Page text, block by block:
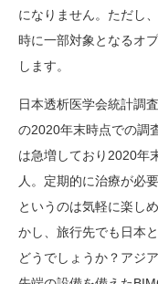
になりません。ただし
時に一部対象となるオ
します。
日本透析医学会統計調
の2020年末時点での調
は急増しており2020年
人。定期的に治療が必
というのは気軽に楽し
かし、旅行先でも日本
どうでしょうか？アジ